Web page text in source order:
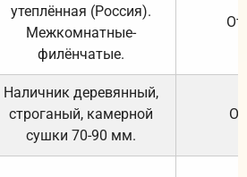
утеплённая (Россия).
Межкомнатные-
филёнчатые.
Наличник деревянный,
строганый, камерной
сушки 70-90 мм.